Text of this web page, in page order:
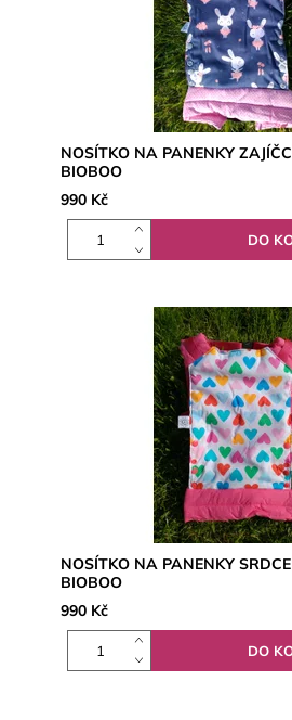
NOSÍTKO NA PANENKY
BIOBOO
990 Kč
NOSÍTKO NA PANENKY
BIOBOO
990 Kč